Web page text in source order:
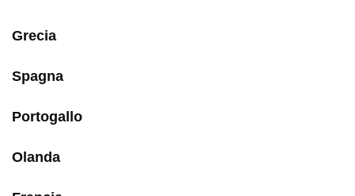
Grecia
Spagna
Portogallo
Olanda